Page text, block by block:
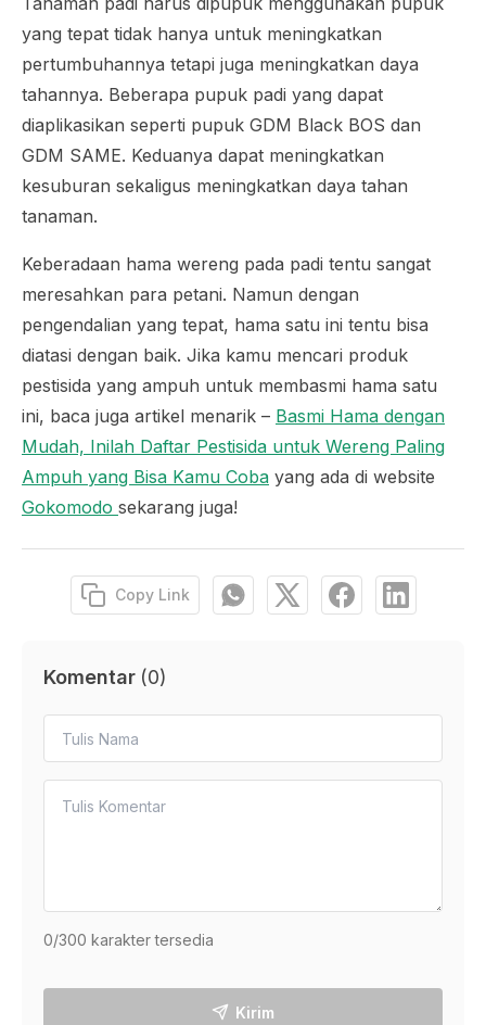
yang tepat tidak hanya untuk meningkatkan
pertumbuhannya tetapi juga meningkatkan daya
tahannya. Beberapa pupuk padi yang dapat
diaplikasikan seperti pupuk GDM Black BOS dan
GDM SAME. Keduanya dapat meningkatkan
kesuburan sekaligus meningkatkan daya tahan
tanaman.
Keberadaan hama wereng pada padi tentu sangat
meresahkan para petani. Namun dengan
pengendalian yang tepat, hama satu ini tentu bisa
diatasi dengan baik. Jika kamu mencari produk
pestisida yang ampuh untuk membasmi hama satu
ini, baca juga artikel menarik – Basmi Hama dengan
Mudah, Inilah Daftar Pestisida untuk Wereng Paling
Ampuh yang Bisa Kamu Coba yang ada di website
Gokomodo sekarang juga!
Copy Link
Komentar (0)
0/300 karakter tersedia
Kirim